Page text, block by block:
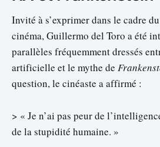
Invité à s’exprimer dans le cadre
cinéma, Guillermo del Toro a été
parallèles fréquemment dressés
artificielle et le mythe de
question, le cinéaste a affirmé :
> « Je n’ai pas peur de
de la stupidité humaine. »